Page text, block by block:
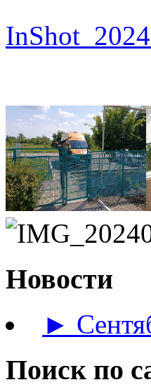
Новости
►
Поиск по